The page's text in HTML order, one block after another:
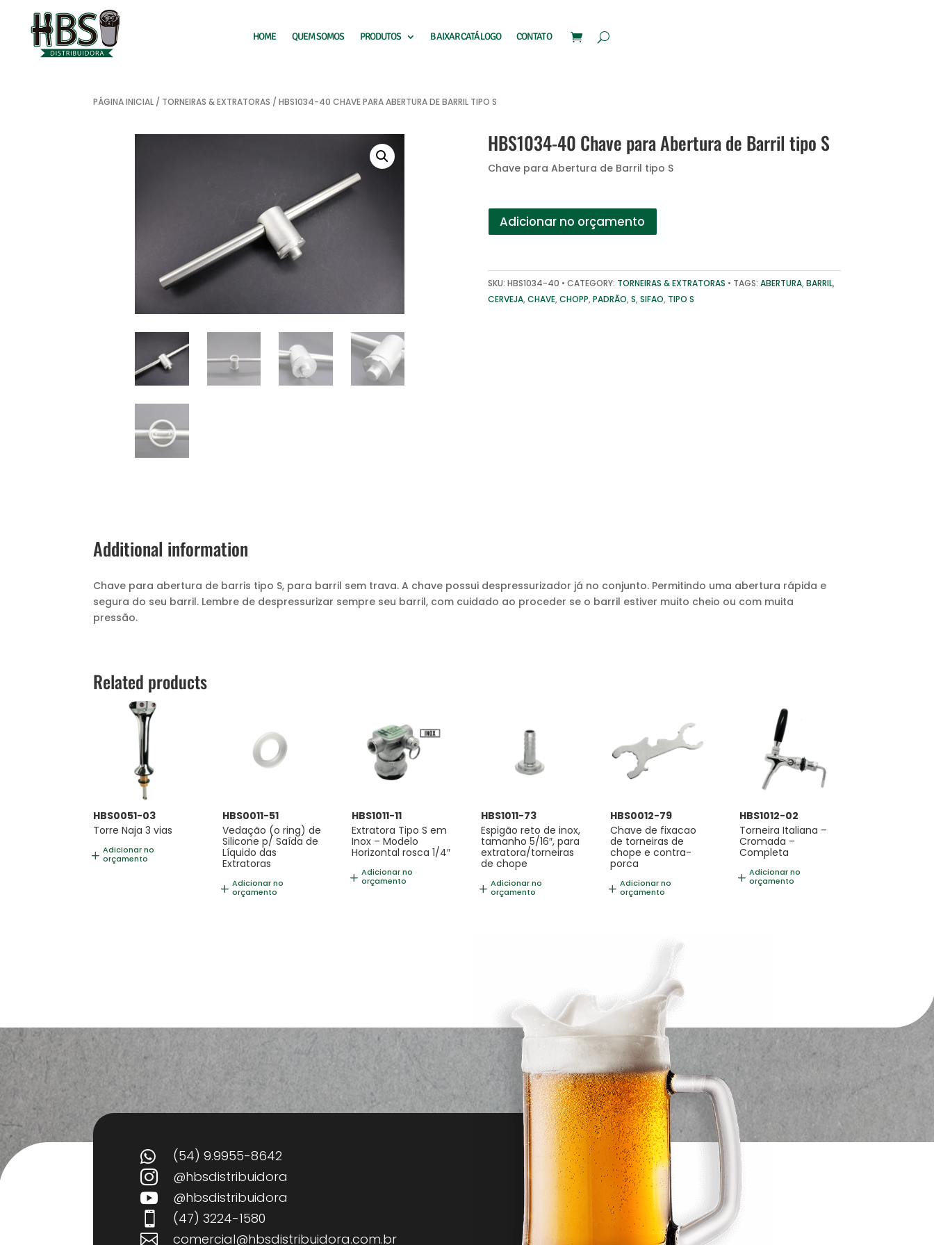
HOME QUEM SOMOS PRODUTOS BAIXAR CATÁLOGO CONTATO
PÁGINA INICIAL / TORNEIRAS & EXTRATORAS / HBS1034-40 CHAVE PARA ABERTURA DE BARRIL TIPO S
HBS1034-40 Chave para Abertura de Barril tipo S
Chave para Abertura de Barril tipo S
Adicionar no orçamento
SKU: HBS1034-40 CATEGORY: TORNEIRAS & EXTRATORAS TAGS: ABERTURA,BARRIL,
CERVEJA,CHAVE,CHOPP,PADRÃO,S,SIFAO, TIPO S
Additional information
Chave para abertura de barris tipo S, para barril sem trava. A chave possui despressurizador já no conjunto. Permitindo uma abertura rápida e
segura do seu barril. Lembre de despressurizar sempre seu barril, com cuidado ao proceder se o barril estiver muito cheio ou com muita
pressão.
Related products
HBS0051-03
Torre Naja 3 vias
Adicionar no
orçamento
HBS0011-51
Vedação (o ring) de
Silicone p/ Saída de
Líquido das
Extratoras
Adicionar no
orçamento
HBS1011-11
Extratora Tipo S em
Inox – Modelo
Horizontal rosca 1/4″
Adicionar no
orçamento
HBS1011-73
Espigão reto de inox,
tamanho 5/16″, para
extratora/torneiras
de chope
Adicionar no
orçamento
HBS0012-79
Chave de fixacao
de torneiras de
chope e contra-
porca
Adicionar no
orçamento
HBS1012-02
Torneira Italiana –
Cromada –
Completa
Adicionar no
orçamento

(54) 9.9955-8642

@hbsdistribuidora

@hbsdistribuidora

(47) 3224-1580

comercial@hbsdistribuidora.com.br